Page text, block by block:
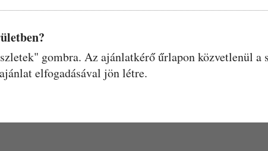
gombra. Az ajánlatkérő űrlapon közvetlenül a
elfogadásával jön létre.